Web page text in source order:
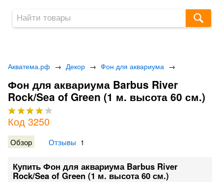
Акватема.рф → Декор → Фон для аквариума →
Фон для аквариума Barbus River
Rock/Sea of Green (1 м. высота 60 см.)
Код 3250
Обзор Отзывы 1
Купить Фон для аквариума Barbus River
Rock/Sea of Green (1 м. высота 60 см.)